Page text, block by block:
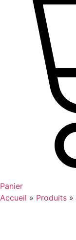
Panier
Accueil » Produits »